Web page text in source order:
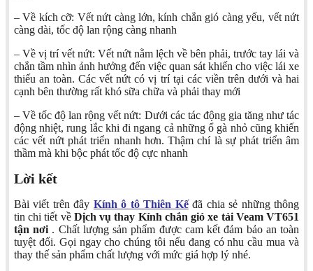
– Về kích cỡ: Vết nứt càng lớn, kính chắn gió càng yếu, vết nứt
càng dài, tốc độ lan rộng càng nhanh
– Về vị trí vết nứt: Vết nứt nằm lệch về bên phải, trước tay lái và
chắn tầm nhìn ảnh hưởng đến việc quan sát khiến cho việc lái xe
thiếu an toàn. Các vết nứt có vị trí tại các viền trên dưới và hai
cạnh bên thường rất khó sữa chữa và phải thay mới
– Về tốc độ lan rộng vết nứt: Dưới các tác động gia tăng như tác
động nhiệt, rung lắc khi đi ngang cả những ổ gà nhỏ cũng khiến
các vết nứt phát triển nhanh hơn. Thậm chí là sự phát triển âm
thầm mà khi bộc phát tốc độ cực nhanh
Lời kết
Bài viết trên đây Kính ô tô Thiên Kếđã chia sẻ những thông
tin chi tiết về Dịch vụ thay Kính chắn gió xe tải Veam VT651
tận nơi . Chất lượng sản phẩm được cam kết đảm bảo an toàn
tuyệt đối. Gọi ngay cho chúng tôi nếu đang có nhu cầu mua và
thay thế sản phẩm chất lượng với mức giá hợp lý nhé.